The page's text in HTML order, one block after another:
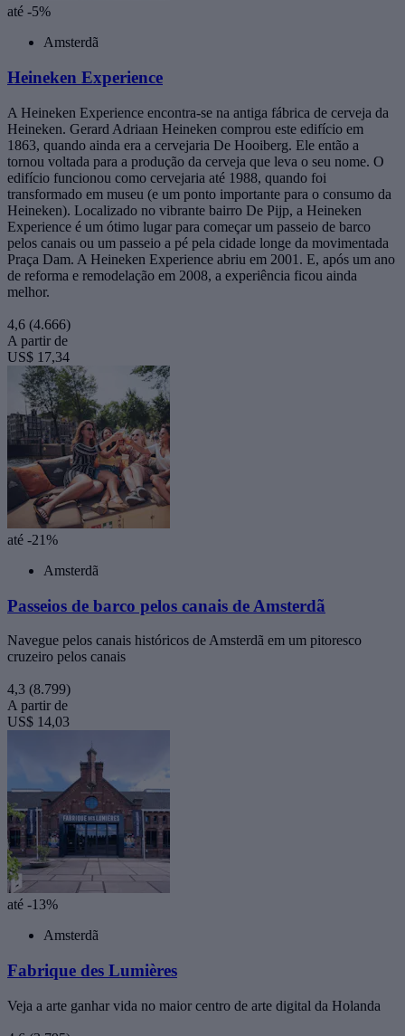
até -5%
Amsterdã
Heineken Experience
A Heineken Experience encontra-se na antiga fábrica de cerveja da
Heineken. Gerard Adriaan Heineken comprou este edifício em
1863, quando ainda era a cervejaria De Hooiberg. Ele então a
tornou voltada para a produção da cerveja que leva o seu nome. O
edifício funcionou como cervejaria até 1988, quando foi
transformado em museu (e um ponto importante para o consumo da
Heineken). Localizado no vibrante bairro De Pijp, a Heineken
Experience é um ótimo lugar para começar um passeio de barco
pelos canais ou um passeio a pé pela cidade longe da movimentada
Praça Dam. A Heineken Experience abriu em 2001. E, após um ano
de reforma e remodelação em 2008, a experiência ficou ainda
melhor.
4,6 (4.666)
A partir de
US$ 17,34
até -21%
Amsterdã
Passeios de barco pelos canais de Amsterdã
Navegue pelos canais históricos de Amsterdã em um pitoresco
cruzeiro pelos canais
4,3 (8.799)
A partir de
US$ 14,03
até -13%
Amsterdã
Fabrique des Lumières
Veja a arte ganhar vida no maior centro de arte digital da Holanda